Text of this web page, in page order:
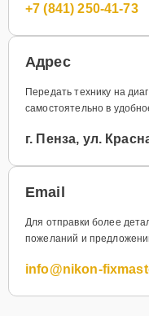
+7 (841) 250-41-73
Адрес
Передать технику на
самостоятельно в
г. Пенза, ул.
Email
Для отправки более
пожеланий и
info@nikon-